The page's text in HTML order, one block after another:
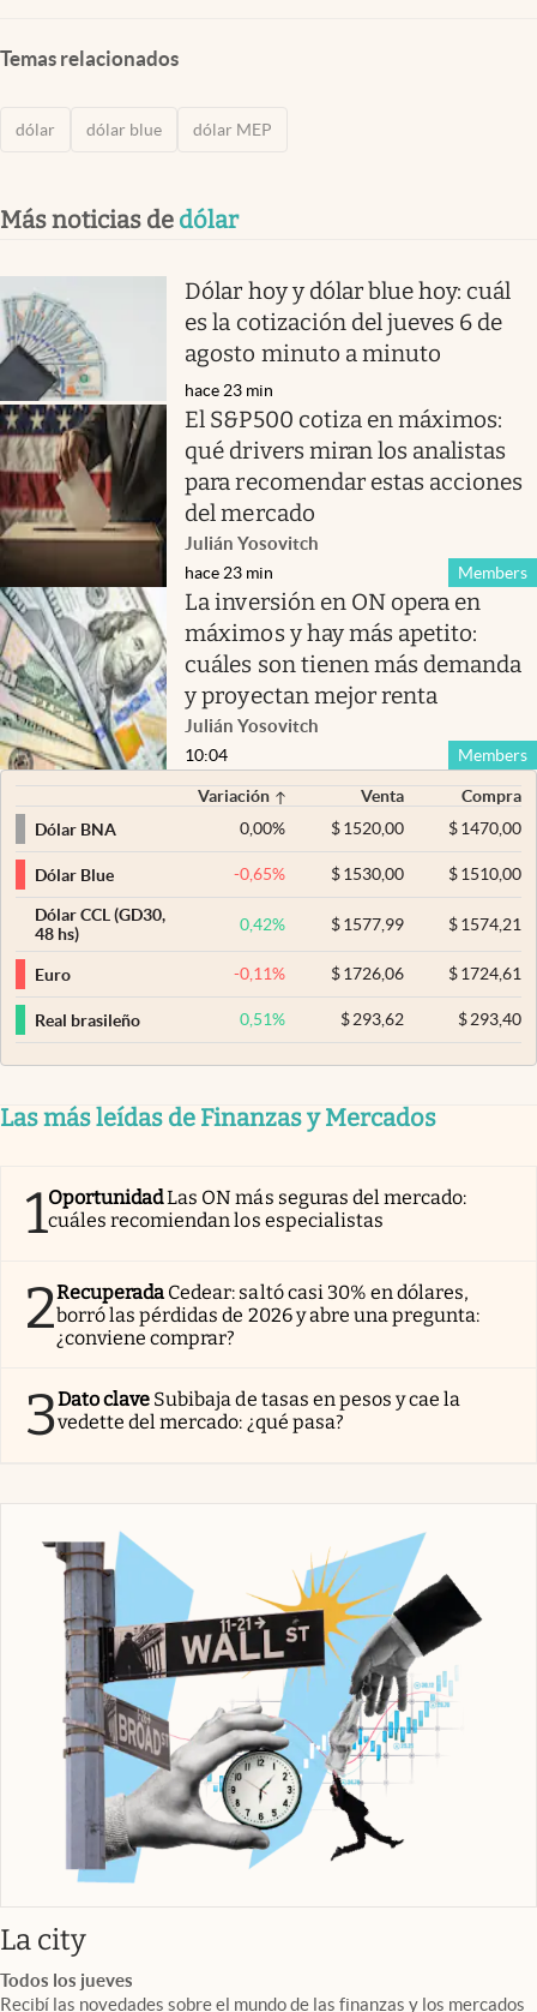
Temas relacionados
dólar dólar blue dólar MEP
Más noticias de dólar
Dólar hoy y dólar blue hoy: cuál
es la cotización del jueves 6 de
agosto minuto a minuto
hace 23 min
El S&P500 cotiza en máximos:
qué drivers miran los analistas
para recomendar estas acciones
del mercado
Julián Yosovitch
Members
hace 23 min
La inversión en ON opera en
máximos y hay más apetito:
cuáles son tienen más demanda
y proyectan mejor renta
Julián Yosovitch
Members
10:04
Variación Venta
Compra
Dólar BNA
0,00% $ 1520,00 $1470,00
Dólar Blue -0,65% $ 1530,00 $1510,00
Dólar CCL (GD30,
48 hs)
0,42% $ 1577,99 $1574,21
Euro -0,11% $ 1726,06 $1724,61
Real brasileño 0,51% $293,62 $293,40
Las más leídas de Finanzas y Mercados
1OportunidadLas ON más seguras del mercado:
cuáles recomiendan los especialistas
2Recuperada Cedear: saltó casi 30% en dólares,
borró las pérdidas de 2026 y abre una pregunta:
¿conviene comprar?
3Dato clave Subibaja de tasas en pesos y cae la
vedette del mercado: ¿qué pasa?
La cityabre en nueva pestaña
Todos los jueves
Recibí las novedades sobre el mundo de las finanzas y los mercados